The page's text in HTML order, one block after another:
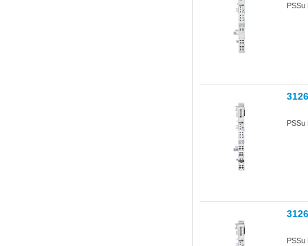
PSSu
PSSu
PSSu